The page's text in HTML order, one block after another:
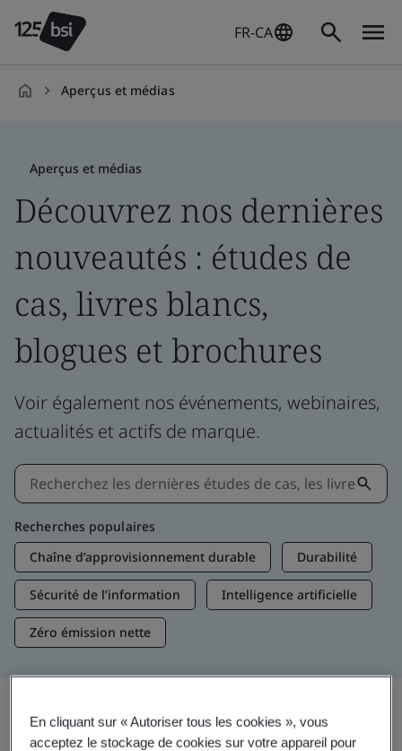
FR-CA
Aperçus et médias
Aperçus et médias
Découvrez nos dernières
nouveautés : études de
cas, livres blancs,
blogues et brochures
Voir également nos événements, webinaires,
actualités et actifs de marque.
Recherches populaires
Chaîne d’approvisionnement durable
Durabilité
Sécurité de l’information Intelligence artificielle
Zéro émission nette
Aperçus et médias
En cliquant sur « Autoriser tous les cookies », vous
acceptez le stockage de cookies sur votre appareil pour